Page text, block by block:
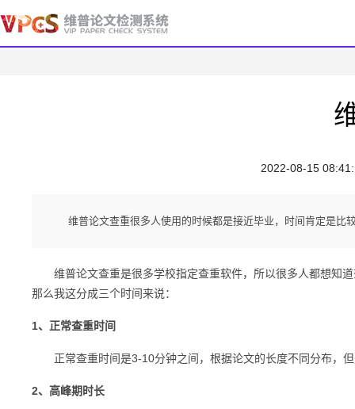
2022-08-15
维普论文查重很多人使用的时候都是接近毕业，时间肯定是比
维普论文查重是很多学校指定查重软件，所以很多人都想知道
那么我这分成三个时间来说：
1、正常查重时间
正常查重时间是3-10分钟之间，根据论文的长度不同分布，
2、高峰期时长